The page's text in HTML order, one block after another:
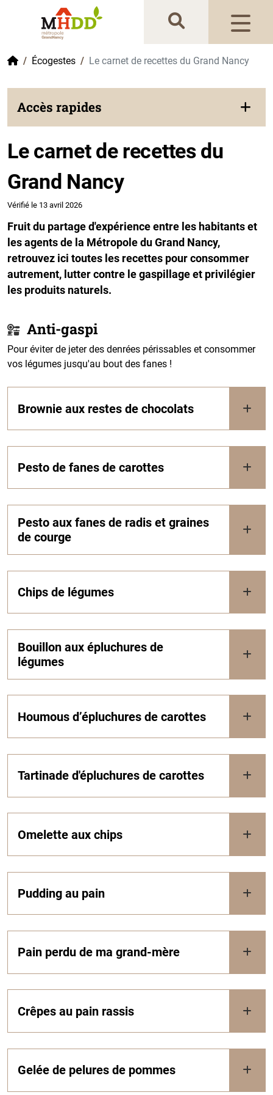
Gestion de vos préférences sur les cookies
AccueilÉcogestes Le carnet de recettes du Grand Nancy
Accès rapides
Le carnet de recettes du
Grand Nancy
Vérifié le 13 avril 2026
Fruit du partage d'expérience entre les habitants et
les agents de la Métropole du Grand Nancy,
retrouvez ici toutes les recettes pour consommer
autrement, lutter contre le gaspillage et privilégier
les produits naturels.
Anti-gaspi
Pour éviter de jeter des denrées périssables et consommer
vos légumes jusqu'au bout des fanes !
Brownie aux restes de chocolats
Pesto de fanes de carottes
Pesto aux fanes de radis et graines
de courge
Chips de légumes
Bouillon aux épluchures de
légumes
Houmous d’épluchures de carottes
Tartinade d'épluchures de carottes
Omelette aux chips
Pudding au pain
Pain perdu de ma grand-mère
Crêpes au pain rassis
Gelée de pelures de pommes